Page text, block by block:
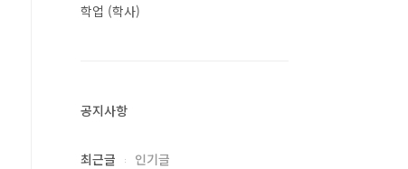
학업 (학사)
공지사항
최근글 인기글